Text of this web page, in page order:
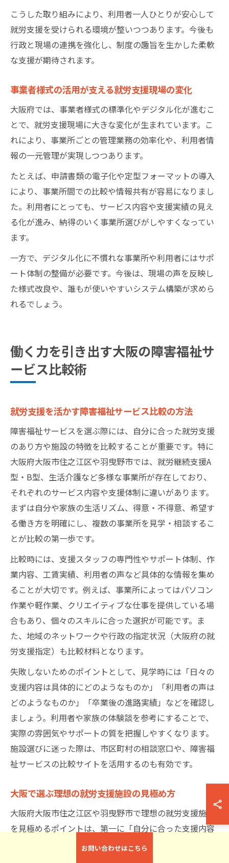
こうした取り組みにより、利用者一人ひとりが安心して
就労支援を受けられる環境が整いつつあります。今後も
行政と現場の連携を強化し、制度の趣旨を生かした柔軟
な支援が期待されます。
事業者様式の活用が支える就労支援現場の変化
大阪府では、事業者様式の標準化やデジタル化が進むこ
とで、就労支援現場に大きな変化が生まれています。こ
れにより、事業所ごとの管理業務の効率化や、利用者情
報の一元管理が実現しつつあります。
たとえば、申請書類の電子化や定型フォーマットの導入
により、事業所間での比較や情報共有が容易になりまし
た。利用者にとっても、サービス内容や支援実績の見え
る化が進み、納得のいく事業所選びがしやすくなってい
ます。
一方で、デジタル化に不慣れな事業所や利用者にはサポ
ート体制の整備が必要です。今後は、現場の声を反映し
た様式改良や、誰もが使いやすいシステム構築が求めら
れるでしょう。
働く力を引き出す大阪の障害福祉サ
ービス比較術
就労支援を活かす障害福祉サービス比較の方法
障害福祉サービスを選ぶ際には、自分に合った就労支援
のあり方や施設の特徴を比較することが重要です。特に
大阪府大阪市住之江区や羽曳野市では、就労継続支援A
型・B型、生活介護など多様な事業所が存在しており、
それぞれのサービス内容や支援体制に違いがあります。
まずは自分や家族の生活リズム、得意・不得意、希望す
る働き方を明確にし、複数の事業所を見学・相談するこ
とが比較の第一歩です。
比較時には、支援スタッフの専門性やサポート体制、作
業内容、工賃実績、利用者の声など具体的な情報を集め
ることが大切です。例えば、事業所によってはパソコン
作業や軽作業、クリエイティブな仕事を提供している場
合もあり、個々のスキルに合った選択が可能です。ま
た、地域のネットワークや行政の指定状況（大阪府の就
労支援指定）も比較材料となります。
失敗しないためのポイントとして、見学時には「日々の
支援内容は具体的にどのようなものか」「利用者の声は
どのようなものか」「卒業後の進路実績」などを確認し
ましょう。利用者や家族の体験談を参考にすることで、
実際の雰囲気やサポートの質を把握しやすくなります。
施設選びに迷った際は、市区町村の相談窓口や、障害福
祉サービスの比較サイトを活用するのも有効です。
大阪で選ぶ理想の就労支援施設の見極め方
大阪府大阪市住之江区や羽曳野市で理想の就労支援施設
を見極めるポイントは、第一に「自分に合った支援内容
があるか」という視点です。例えば、就労継続支援B型
お問い合わせはこちら